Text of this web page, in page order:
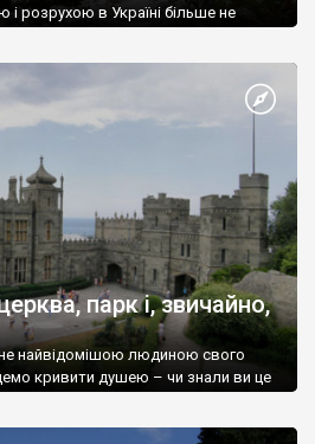
і розрухою в Україні більше не
парк і, звичайно,
найвідомішою людиною свого
кривити душею – чи знали ви це